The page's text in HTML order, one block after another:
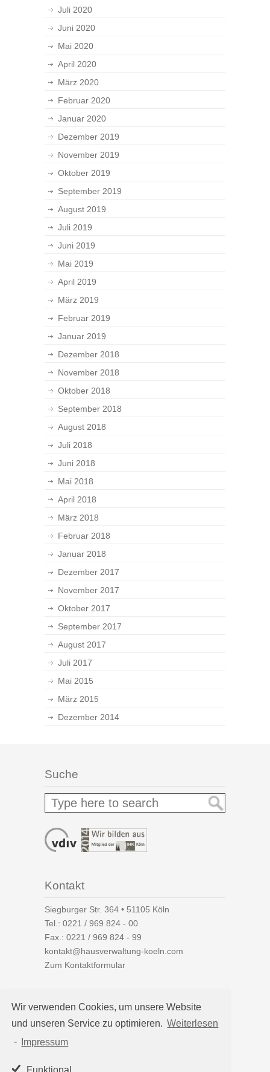
Wir verwenden Cookies, um unsere Website
und unseren Service zu optimieren. Weiterlesen
-
Impressum
Funktional
Juli 2020
Juni 2020
Mai 2020
April 2020
März 2020
Februar 2020
Januar 2020
Dezember 2019
November 2019
Oktober 2019
September 2019
August 2019
Juli 2019
Juni 2019
Mai 2019
April 2019
März 2019
Februar 2019
Januar 2019
Dezember 2018
November 2018
Oktober 2018
September 2018
August 2018
Juli 2018
Juni 2018
Mai 2018
April 2018
März 2018
Februar 2018
Januar 2018
Dezember 2017
November 2017
Oktober 2017
September 2017
August 2017
Juli 2017
Mai 2015
März 2015
Dezember 2014
Suche
Kontakt
Siegburger Str. 364 • 51105 Köln
Tel.: 0221 / 969 824 - 00
Fax.: 0221 / 969 824 - 99
kontakt@hausverwaltung-koeln.com
Zum Kontaktformular
Auf einen Blick
Hausverwaltung Köln
Immobilienverwaltung Köln